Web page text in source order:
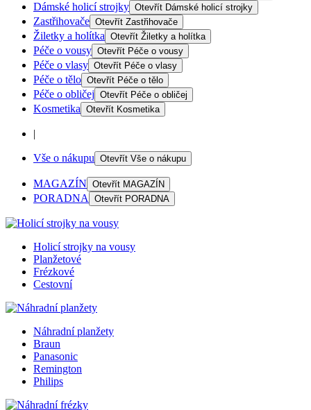
Dámské holicí strojky Otevřít Dámské holicí strojky
Zastřihovače Otevřít Zastřihovače
Žiletky a holítka Otevřít Žiletky a holítka
Péče o vousy Otevřít Péče o vousy
Péče o vlasy Otevřít Péče o vlasy
Péče o tělo Otevřít Péče o tělo
Péče o obličej Otevřít Péče o obličej
Kosmetika Otevřít Kosmetika
|
Vše o nákupu Otevřít Vše o nákupu
MAGAZÍN Otevřít MAGAZÍN
PORADNA Otevřít PORADNA
Holicí strojky na vousy
Planžetové
Frézkové
Cestovní
Náhradní planžety
Braun
Panasonic
Remington
Philips